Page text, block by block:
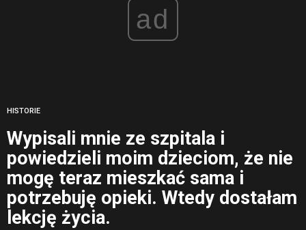
ad
HISTORIE
Wypisali mnie ze szpitala i
powiedzieli moim dzieciom, że nie
mogę teraz mieszkać sama i
potrzebuję opieki. Wtedy dostałam
lekcję życia.